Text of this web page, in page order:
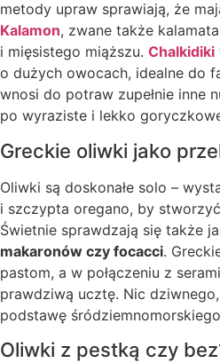
metody upraw sprawiają, że
Kalamon, zwane także
i mięsistego miąższu. Chalkidiki
o dużych owocach, idealne do
wnosi do potraw zupełnie inne
po wyraziste i lekko
Greckie oliwki jako
Oliwki są doskonałe solo –
i szczypta oregano, by
Świetnie sprawdzają się także
makaronów czy focacci.
pastom, a w połączeniu z
prawdziwą ucztę. Nic
podstawę
Oliwki z pestką czy